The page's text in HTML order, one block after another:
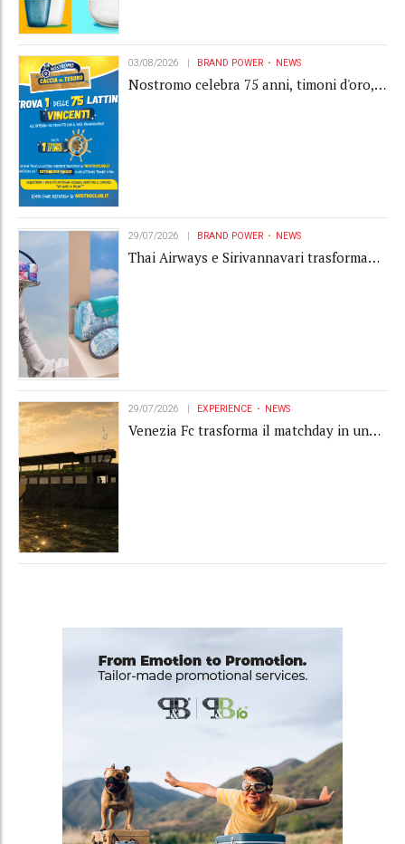
03/08/2026 BRAND POWER NEWS
Nostromo celebra 75 anni, timoni d'oro,
29/07/2026 BRAND POWER NEWS
Thai Airways e Sirivannavari trasformano
29/07/2026 EXPERIENCE NEWS
Venezia Fc trasforma il matchday in una